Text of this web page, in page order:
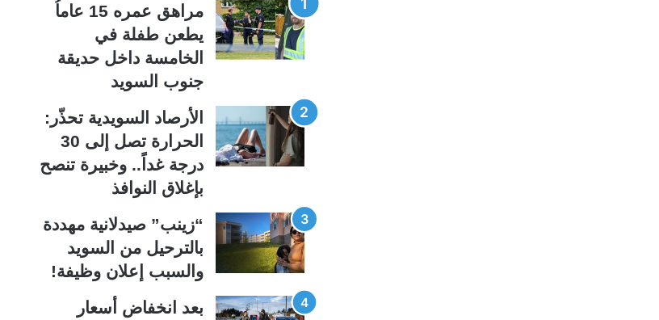
ا
ل
س
ب
ة
ة
ا
ل
ت
ا
ل
ة
مراهق عمره 15 عاماُ
يطعن طفلة في
الخامسة داخل حديقة
جنوب السويد
الأرصاد السويدية تحذّر:
الحرارة تصل إلى 30
درجة غداً.. وخبيرة تنصح
بإغلاق النوافذ
“زينب” صيدلانية مهددة
بالترحيل من السويد
والسبب إعلان وظيفة!
بعد انخفاض أسعار